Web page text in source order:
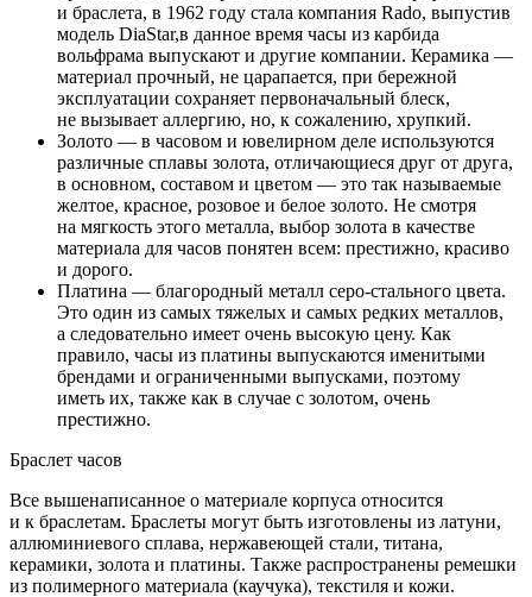
и браслета, в 1962 году стала компания Rado, выпустив
модель DiaStar,в данное время часы из карбида
вольфрама выпускают и другие компании. Керамика —
материал прочный, не царапается, при бережной
эксплуатации сохраняет первоначальный блеск,
не вызывает аллергию, но, к сожалению, хрупкий.
Золото — в часовом и ювелирном деле используются
различные сплавы золота, отличающиеся друг от друга,
в основном, составом и цветом — это так называемые
желтое, красное, розовое и белое золото. Не смотря
на мягкость этого металла, выбор золота в качестве
материала для часов понятен всем: престижно, красиво
и дорого.
Платина — благородный металл серо-стального цвета.
Это один из самых тяжелых и самых редких металлов,
а следовательно имеет очень высокую цену. Как
правило, часы из платины выпускаются именитыми
брендами и ограниченными выпусками, поэтому
иметь их, также как в случае с золотом, очень
престижно.
Браслет часов
Все вышенаписанное о материале корпуса относится
и к браслетам. Браслеты могут быть изготовлены из латуни,
аллюминиевого сплава, нержавеющей стали, титана,
керамики, золота и платины. Также распространены ремешки
из полимерного материала (каучука), текстиля и кожи.